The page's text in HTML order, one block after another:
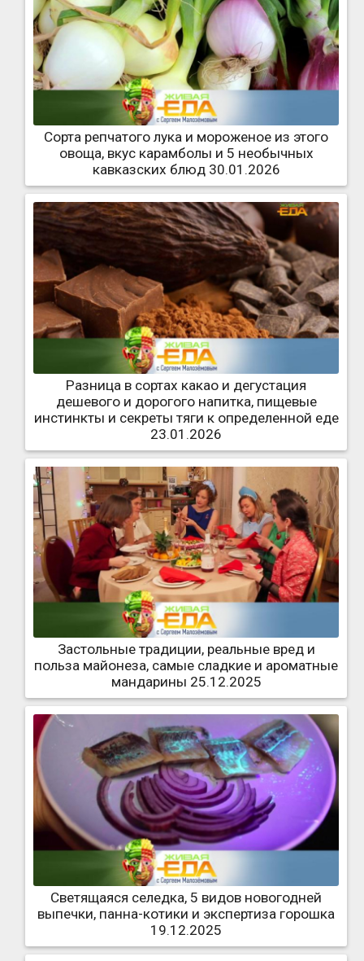
Сорта репчатого лука и мороженое из этого
овоща, вкус карамболы и 5 необычных
кавказских блюд 30.01.2026
Разница в сортах какао и дегустация
дешевого и дорогого напитка, пищевые
инстинкты и секреты тяги к определенной еде
23.01.2026
Застольные традиции, реальные вред и
польза майонеза, самые сладкие и ароматные
мандарины 25.12.2025
Светящаяся селедка, 5 видов новогодней
выпечки, панна-котики и экспертиза горошка
19.12.2025